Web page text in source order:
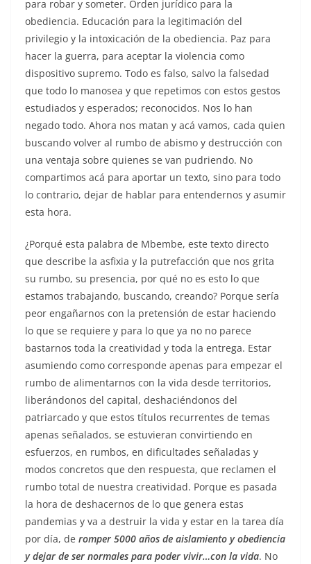
para robar y someter. Orden jurídico para la
obediencia. Educación para la legitimación del
privilegio y la intoxicación de la obediencia. Paz para
hacer la guerra, para aceptar la violencia como
dispositivo supremo. Todo es falso, salvo la falsedad
que todo lo manosea y que repetimos con estos gestos
estudiados y esperados; reconocidos. Nos lo han
negado todo. Ahora nos matan y acá vamos, cada quien
buscando volver al rumbo de abismo y destrucción con
una ventaja sobre quienes se van pudriendo. No
compartimos acá para aportar un texto, sino para todo
lo contrario, dejar de hablar para entendernos y asumir
esta hora.
¿Porqué esta palabra de Mbembe, este texto directo
que describe la asfixia y la putrefacción que nos grita
su rumbo, su presencia, por qué no es esto lo que
estamos trabajando, buscando, creando? Porque sería
peor engañarnos con la pretensión de estar haciendo
lo que se requiere y para lo que ya no no parece
bastarnos toda la creatividad y toda la entrega. Estar
asumiendo como corresponde apenas para empezar el
rumbo de alimentarnos con la vida desde territorios,
liberándonos del capital, deshaciéndonos del
patriarcado y que estos títulos recurrentes de temas
apenas señalados, se estuvieran convirtiendo en
esfuerzos, en rumbos, en dificultades señaladas y
modos concretos que den respuesta, que reclamen el
rumbo total de nuestra creatividad. Porque es pasada
la hora de deshacernos de lo que genera estas
pandemias y va a destruir la vida y estar en la tarea día
por día, de romper 5000 años de aislamiento y obediencia
y dejar de ser normales para poder vivir…con la vida. No